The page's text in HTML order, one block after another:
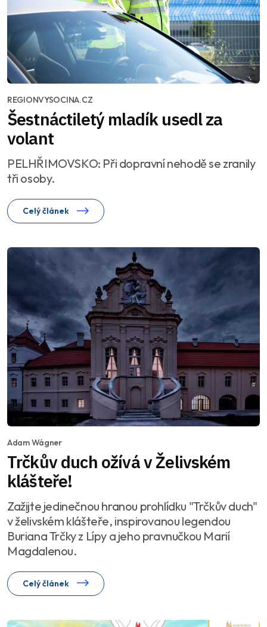
REGIONVYSOCINA.CZ
Šestnáctiletý mladík usedl za
volant
PELHŘIMOVSKO: Při dopravní nehodě se zranily
tři osoby.
Celý článek
Adam Wágner
Trčkův duch ožívá v Želivském
klášteře!
Zažijte jedinečnou hranou prohlídku "Trčkův duch"
v želivském klášteře, inspirovanou legendou
Buriana Trčky z Lípy a jeho pravnučkou Marií
Magdalenou.
Celý článek